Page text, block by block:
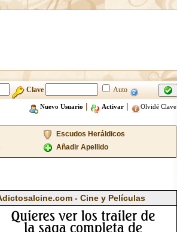
Clave Auto
Nuevo Usuario | Activar| Olvidé Clave
Escudos Heráldicos
Añadir Apellido
- Cine y Películas